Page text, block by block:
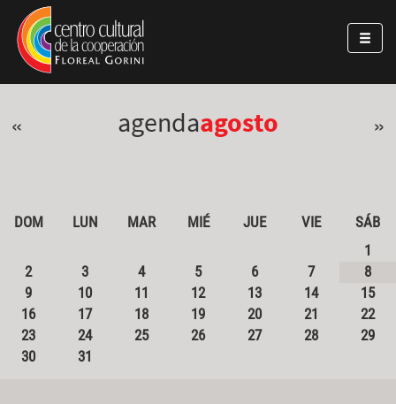
Pasar al contenido principal
Jump to main content
« agendaagosto »
DOM LUN MAR MIÉ JUE VIE
SÁB
1
2
3 4 5 6 7
8
9
10 11 12 13 14
15
16
17 18 19 20 21
22
23
24 25 26 27 28
29
30
31